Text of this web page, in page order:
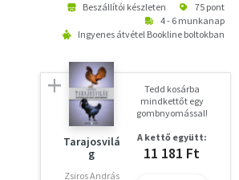
Beszállítói készleten
75 pont
4 - 6 munkanap
Ingyenes átvétel Bookline boltokban
Tarajosvilá
g
Zsiros András
Tedd kosárba
mindkettőt egy
gombnyomással!
A kettő együtt:
11 181 Ft